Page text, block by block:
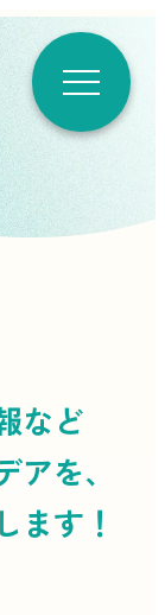
など
アを、
ます！